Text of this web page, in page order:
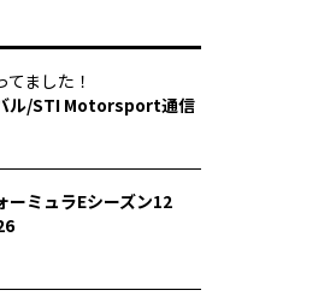
てました！
ル/STI Motorsport通信
ーミュラEシーズン12